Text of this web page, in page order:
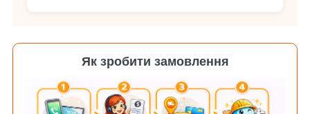
Як зробити замовлення